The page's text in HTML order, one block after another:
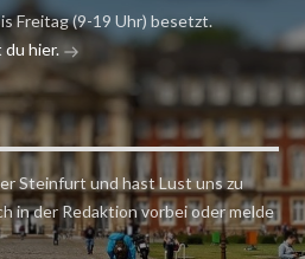
Freitag (9-19 Uhr) besetzt.
hier.
Steinfurt und hast Lust uns zu
in der Redaktion vorbei oder melde